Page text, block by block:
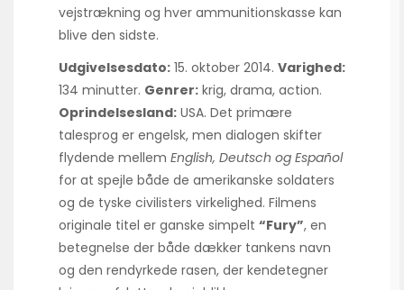
vejstrækning og hver ammunitionskasse kan
blive den sidste.
Udgivelsesdato: 15. oktober 2014. Varighed:
134 minutter. Genrer: krig, drama, action.
Oprindelsesland: USA. Det primære
talesprog er engelsk, men dialogen skifter
flydende mellem English, Deutsch og Español
for at spejle både de amerikanske soldaters
og de tyske civilisters virkelighed. Filmens
originale titel er ganske simpelt “Fury”, en
betegnelse der både dækker tankens navn
og den rendyrkede rasen, der kendetegner